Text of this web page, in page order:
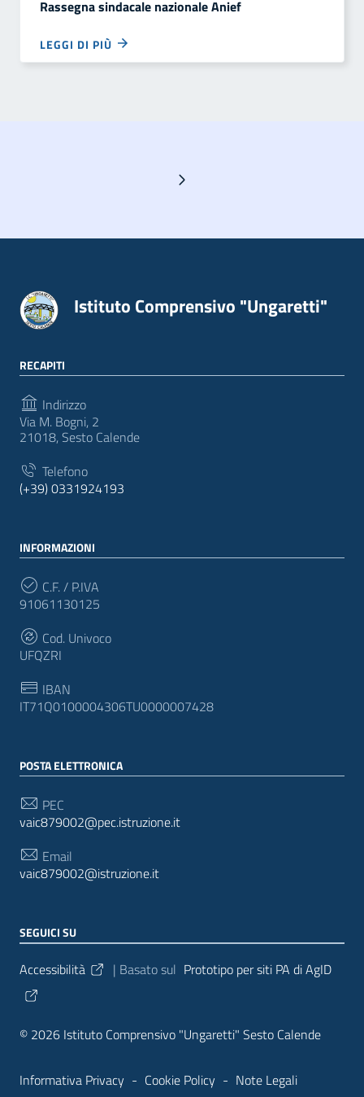
Rassegna sindacale nazionale Anief
LEGGI DI PIÙ
Pagina successiva
Istituto Comprensivo "Ungaretti"
RECAPITI
Indirizzo
Via M. Bogni, 2
21018, Sesto Calende
Telefono
(+39) 0331924193
INFORMAZIONI
C.F. / P.IVA
91061130125
Cod. Univoco
UFQZRI
IBAN
IT71Q0100004306TU0000007428
POSTA ELETTRONICA
PEC
vaic879002@pec.istruzione.it
Email
vaic879002@istruzione.it
SEGUICI SU
Sezione Link Utili
Accessibilità | Basato sul Prototipo per siti PA di AgID
© 2026 Istituto Comprensivo "Ungaretti" Sesto Calende
Informativa Privacy - Cookie Policy - Note Legali